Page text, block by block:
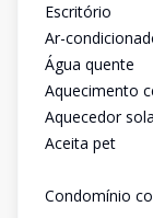
Escritório
Ar-
Água quente
Aquecimento
Aquecedor
Aceita pet
Condomínio